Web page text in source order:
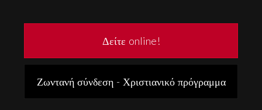
Δείτε online!
Ζωντανή σύνδεση - Χριστιανικό πρόγραμμα